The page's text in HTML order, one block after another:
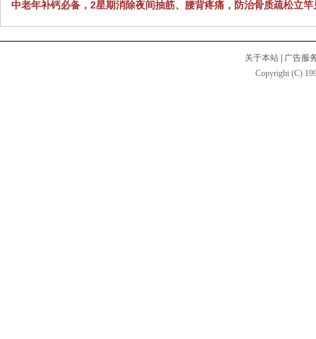
中老年补钙必备，2星期消除夜间抽筋、腰背疼痛，防治骨质疏松立竿
关于本站
广告服
Copyright (C)